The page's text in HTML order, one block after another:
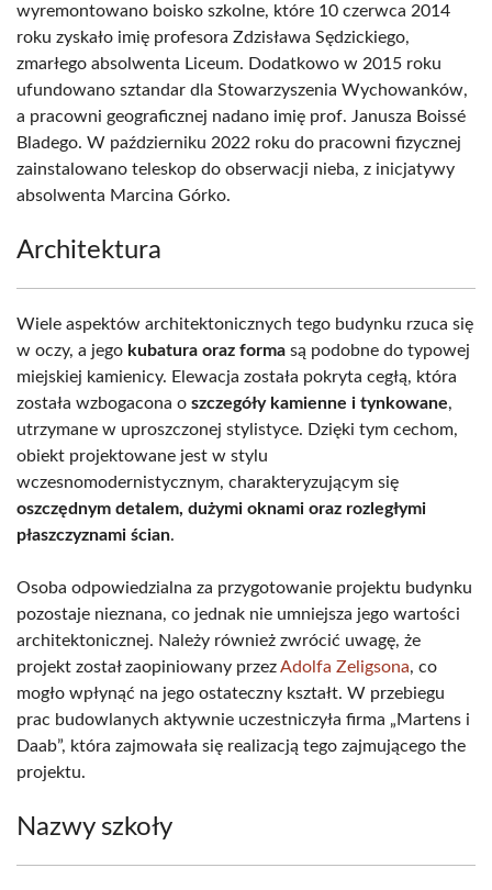
wyremontowano boisko szkolne, które 10 czerwca 2014
roku zyskało imię profesora Zdzisława Sędzickiego,
zmarłego absolwenta Liceum. Dodatkowo w 2015 roku
ufundowano sztandar dla Stowarzyszenia Wychowanków,
a pracowni geograficznej nadano imię prof. Janusza Boissé
Bladego. W październiku 2022 roku do pracowni fizycznej
zainstalowano teleskop do obserwacji nieba, z inicjatywy
absolwenta Marcina Górko.
Architektura
Wiele aspektów architektonicznych tego budynku rzuca się
w oczy, a jego kubatura oraz forma są podobne do typowej
miejskiej kamienicy. Elewacja została pokryta cegłą, która
została wzbogacona o szczegóły kamienne i tynkowane,
utrzymane w uproszczonej stylistyce. Dzięki tym cechom,
obiekt projektowane jest w stylu
wczesnomodernistycznym, charakteryzującym się
oszczędnym detalem, dużymi oknami oraz rozległymi
płaszczyznami ścian.
Osoba odpowiedzialna za przygotowanie projektu budynku
pozostaje nieznana, co jednak nie umniejsza jego wartości
architektonicznej. Należy również zwrócić uwagę, że
projekt został zaopiniowany przezAdolfa Zeligsona, co
mogło wpłynąć na jego ostateczny kształt. W przebiegu
prac budowlanych aktywnie uczestniczyła firma „Martens i
Daab”, która zajmowała się realizacją tego zajmującego the
projektu.
Nazwy szkoły